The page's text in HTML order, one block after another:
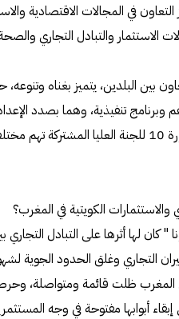
في المجالات الاقتصادية
الاستثمار والتبادل التجاري
بين البلدين، يتميز بغناه
ومذكرات تفاهم وبرنامج تنفيذية، وهما
والاستثمارات الكويتية في المغرب؟
" كان لها أثرها على التبادل
التجاري وغلق الحدود الجوية
المغرب ظلت قائمة ومتواصلة،
أبوابها مفتوحة في وجه